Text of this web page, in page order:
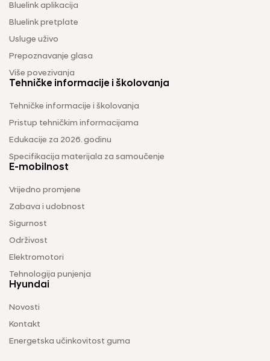
Bluelink aplikacija
Bluelink pretplate
Usluge uživo
Prepoznavanje glasa
Više povezivanja
Tehničke informacije i školovanja
Tehničke informacije i školovanja
Pristup tehničkim informacijama
Edukacije za 2026. godinu
Specifikacija materijala za samoučenje
E-mobilnost
Vrijedno promjene
Zabava i udobnost
Sigurnost
Održivost
Elektromotori
Tehnologija punjenja
Hyundai
Novosti
Kontakt
Energetska učinkovitost guma